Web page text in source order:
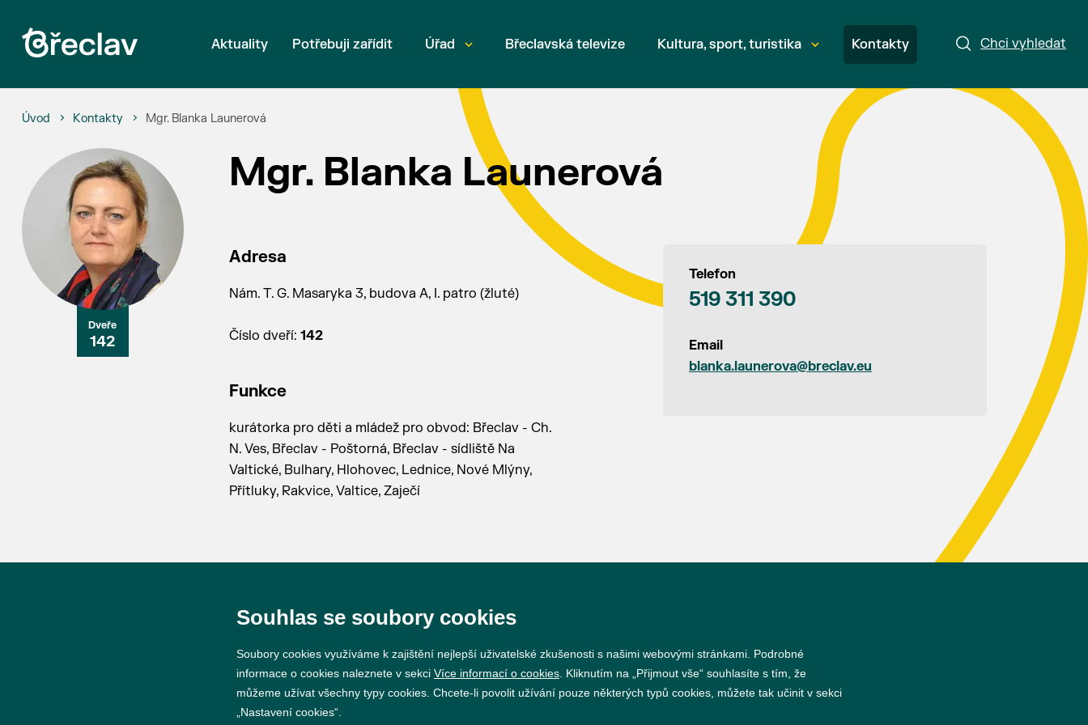
Chci vyhledat
Aktuality Potřebuji zařídit Úřad Břeclavská televize Kultura, sport, turistika Kontakty
Úvod Kontakty Mgr. Blanka Launerová
142
Mgr. Blanka Launerová
Adresa
Nám. T. G. Masaryka 3, budova A, I. patro (žluté)
Číslo dveří: 142
Funkce
kurátorka pro děti a mládež pro obvod: Břeclav - Ch.
N. Ves, Břeclav - Poštorná, Břeclav - sídliště Na
Valtické, Bulhary, Hlohovec, Lednice, Nové Mlýny,
Přítluky, Rakvice, Valtice, Zaječí
Telefon
519 311 390
Email
blanka.launerova@breclav.eu
Prohlášení o přístupnosti GDPR Nastavení cookies
Souhlas se soubory cookies
Soubory cookies využíváme k zajištění nejlepší uživatelské zkušenosti s našimi webovými stránkami. Podrobné
informace o cookies naleznete v sekci Více informací o cookies . Kliknutím na „Přijmout vše“ souhlasíte s tím, že
můžeme užívat všechny typy cookies. Chcete-li povolit užívání pouze některých typů cookies, můžete tak učinit v sekci
„Nastavení cookies“.